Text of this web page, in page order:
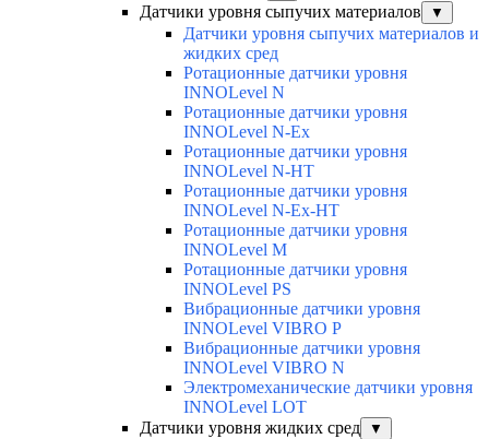
Датчики уровня сыпучих материалов ▼
Датчики уровня сыпучих материалов и
жидких сред
Ротационные датчики уровня
INNOLevel N
Ротационные датчики уровня
INNOLevel N-Ex
Ротационные датчики уровня
INNOLevel N-HT
Ротационные датчики уровня
INNOLevel N-Ex-HT
Ротационные датчики уровня
INNOLevel M
Ротационные датчики уровня
INNOLevel PS
Вибрационные датчики уровня
INNOLevel VIBRO P
Вибрационные датчики уровня
INNOLevel VIBRO N
Электромеханические датчики уровня
INNOLevel LOT
Датчики уровня жидких сред
▼